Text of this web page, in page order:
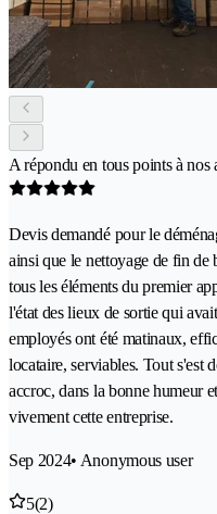
A répondu en tous points à nos
Devis demandé pour le
ainsi que le nettoyage de fin
tous les éléments du premier
l'état des lieux de sortie qui
employés ont été matinaux,
locataire, serviables. Tout s'est
accroc, dans la bonne humeur
vivement cette entreprise.
Sep 2024• Anonymous user
5(2)